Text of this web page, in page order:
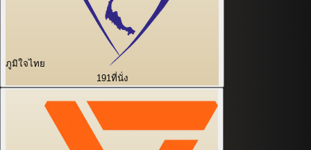
ภูมิใจไทย
191ที่นั่ง